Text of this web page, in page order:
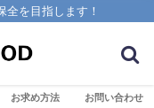
を目指します！
お求め方法 お問い合わせ